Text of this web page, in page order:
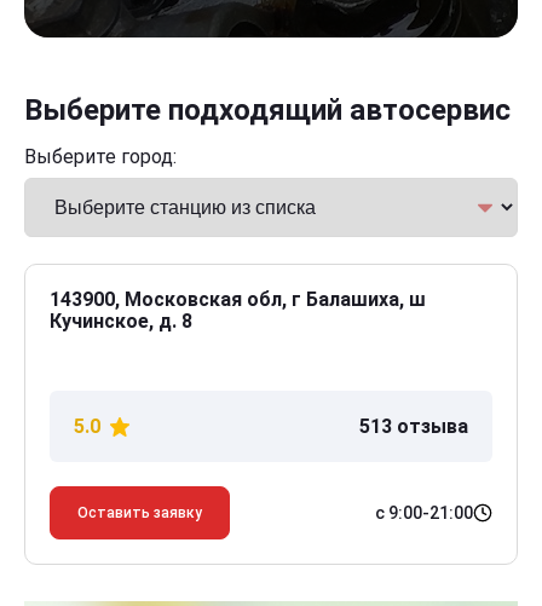
Выберите подходящий автосервис
Выберите город:
143900, Московская обл, г Балашиха, ш
Кучинское, д. 8
5.0 513 отзыва
Оставить заявку с 9:00-21:00